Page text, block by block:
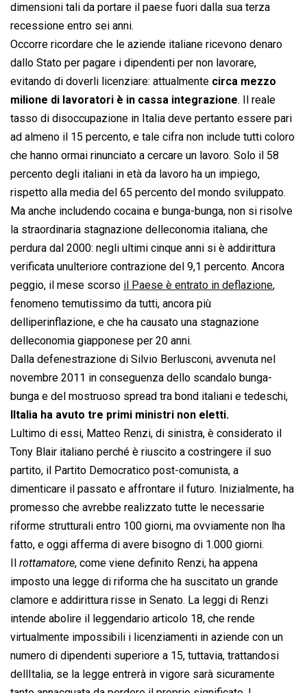
dimensioni tali da portare il paese fuori dalla sua terza
recessione entro sei anni.
Occorre ricordare che le aziende italiane ricevono denaro
dallo Stato per pagare i dipendenti per non lavorare,
evitando di doverli licenziare: attualmente circa mezzo
milione di lavoratori è in cassa integrazione. Il reale
tasso di disoccupazione in Italia deve pertanto essere pari
ad almeno il 15 percento, e tale cifra non include tutti coloro
che hanno ormai rinunciato a cercare un lavoro. Solo il 58
percento degli italiani in età da lavoro ha un impiego,
rispetto alla media del 65 percento del mondo sviluppato.
Ma anche includendo cocaina e bunga-bunga, non si risolve
la straordinaria stagnazione delleconomia italiana, che
perdura dal 2000: negli ultimi cinque anni si è addirittura
verificata unulteriore contrazione del 9,1 percento. Ancora
peggio, il mese scorso il Paese è entrato in deflazione,
fenomeno temutissimo da tutti, ancora più
delliperinflazione, e che ha causato una stagnazione
delleconomia giapponese per 20 anni.
Dalla defenestrazione di Silvio Berlusconi, avvenuta nel
novembre 2011 in conseguenza dello scandalo bunga-
bunga e del mostruoso spread tra bond italiani e tedeschi,
lItalia ha avuto tre primi ministri non eletti.
Lultimo di essi, Matteo Renzi, di sinistra, è considerato il
Tony Blair italiano perché è riuscito a costringere il suo
partito, il Partito Democratico post-comunista, a
dimenticare il passato e affrontare il futuro. Inizialmente, ha
promesso che avrebbe realizzato tutte le necessarie
riforme strutturali entro 100 giorni, ma ovviamente non lha
fatto, e oggi afferma di avere bisogno di 1.000 giorni.
rottamatore, come viene definito Renzi, ha appena
imposto una legge di riforma che ha suscitato un grande
clamore e addirittura risse in Senato. La leggi di Renzi
intende abolire il leggendario articolo 18, che rende
virtualmente impossibili i licenziamenti in aziende con un
numero di dipendenti superiore a 15, tuttavia, trattandosi
dellItalia, se la legge entrerà in vigore sarà sicuramente